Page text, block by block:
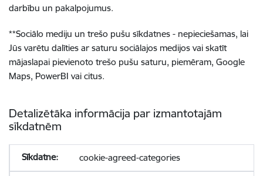
darbību un pakalpojumus.
**Sociālo mediju un trešo pušu sīkdatnes - nepieciešamas, lai
Jūs varētu dalīties ar saturu sociālajos medijos vai skatīt
mājaslapai pievienoto trešo pušu saturu, piemēram, Google
Maps, PowerBI vai citus.
Detalizētāka informācija par izmantotajām
sīkdatnēm
cookie-agreed-categories